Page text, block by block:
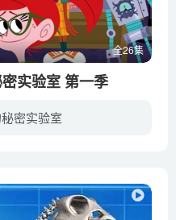
全26集
实验室 第一季
密实验室